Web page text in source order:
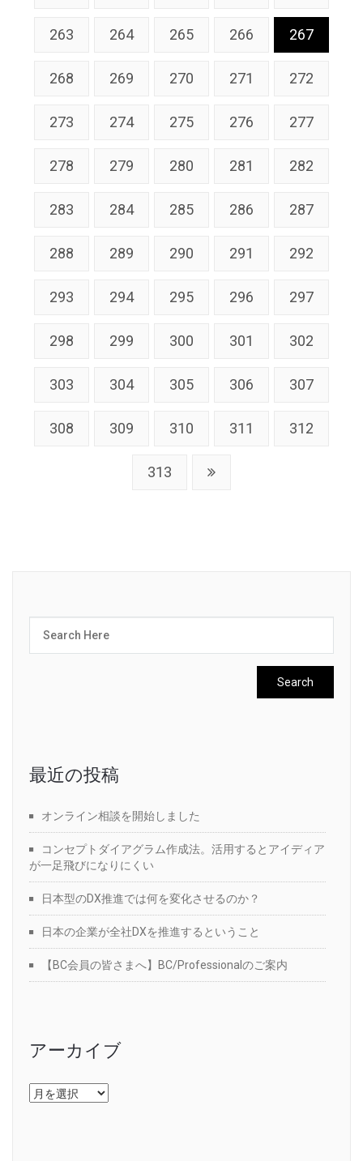
263 264 265 266 267
268 269 270 271 272
273 274 275 276 277
278 279 280 281 282
283 284 285 286 287
288 289 290 291 292
293 294 295 296 297
298 299 300 301 302
303 304 305 306 307
308 309 310 311 312
313
最近の投稿
オンライン相談を開始しました
コンセプトダイアグラム作成法。活用するとアイディア
が一足飛びになりにくい
日本型のDX推進では何を変化させるのか？
日本の企業が全社DXを推進するということ
【BC会員の皆さまへ】BC/Professionalのご案内
アーカイブ
ア
ー